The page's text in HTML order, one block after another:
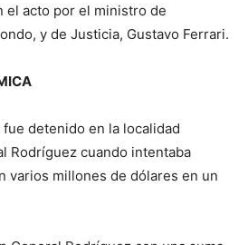
el acto por el ministro de
y de Justicia, Gustavo Ferrari.
detenido en la localidad
Rodríguez cuando intentaba
varios millones de dólares en un